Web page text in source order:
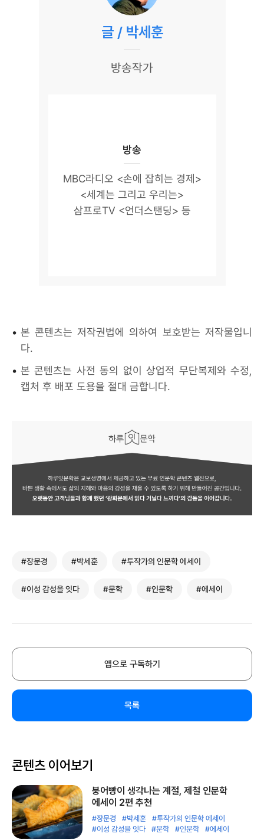
글 / 박세훈
방송작가
방송
MBC라디오 <손에 잡히는 경제>
<세계는 그리고 우리는>
삼프로TV <언더스탠딩> 등
• 본 콘텐츠는 저작권법에 의하여 보호받는 저작물입니
다.
• 본 콘텐츠는 사전 동의 없이 상업적 무단복제와 수정,
캡처 후 배포 도용을 절대 금합니다.
#장문경 #박세훈 #투작가의 인문학 에세이
#이성 감성을 잇다 #문학 #인문학 #에세이
앱으로 구독하기
목록
콘텐츠 이어보기
붕어빵이 생각나는 계절, 제철 인문학
에세이 2편 추천
#장문경 #박세훈
#투작가의 인문학 에세이
#이성 감성을 잇다
#문학 #인문학
#에세이